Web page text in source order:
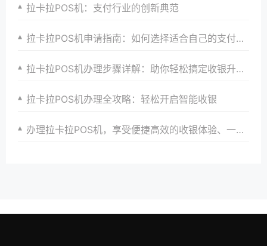
拉卡拉POS机：支付行业的创新典范
拉卡拉POS机申请指南：如何选择适合自己的支付解决方案
拉卡拉POS机办理步骤详解：助你轻松搞定收银升级，提升店铺竞争力与顾客忠诚度
拉卡拉POS机办理全攻略：轻松开启智能收银
办理拉卡拉POS机，享受便捷高效的收银体验、一站式解决方案与全方位服务